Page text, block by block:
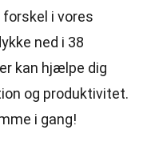
i vores
ned i 38
kan hjælpe dig
og produktivitet.
i gang!